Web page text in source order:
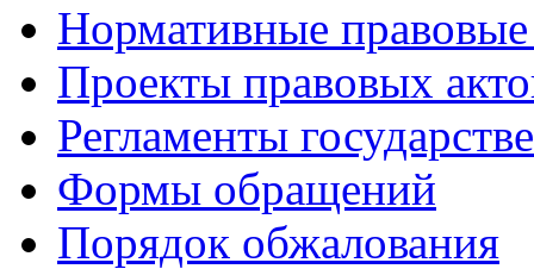
Нормативные
Проекты правовых
Регламенты
Формы обращений
Порядок обжалования